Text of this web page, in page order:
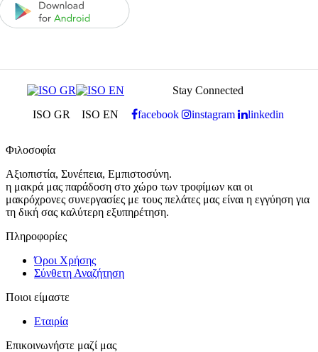
ISO GR ISO EN
Stay Connected
facebook instagram linkedin
Φιλοσοφία
Αξιοπιστία, Συνέπεια, Εμπιστοσύνη.
η μακρά μας παράδοση στο χώρο των τροφίμων και οι
μακρόχρονες συνεργασίες με τους πελάτες μας είναι η εγγύηση για
τη δική σας καλύτερη εξυπηρέτηση.
Πληροφορίες
Όροι Χρήσης
Σύνθετη Αναζήτηση
Ποιοι είμαστε
Εταιρία
Επικοινωνήστε μαζί μας